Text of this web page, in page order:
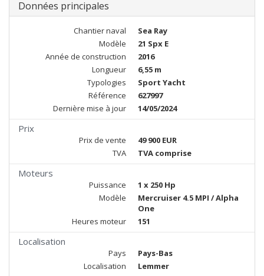
Données principales
Chantier naval
Sea Ray
Modèle
21 Spx E
Année de construction
2016
Longueur
6,55 m
Typologies
Sport Yacht
Référence
627997
Dernière mise à jour
14/05/2024
Prix
Prix de vente
49 900 EUR
TVA
TVA comprise
Moteurs
Puissance
1 x 250 Hp
Modèle
Mercruiser 4.5 MPI / Alpha
One
Heures moteur
151
Localisation
Pays
Pays-Bas
Localisation
Lemmer